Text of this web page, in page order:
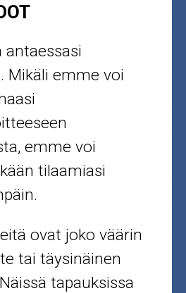
antaessasi
Mikäli emme voi
emme voi
tilaamiasi
ovat joko väärin
tai täysinäinen
tapauksissa